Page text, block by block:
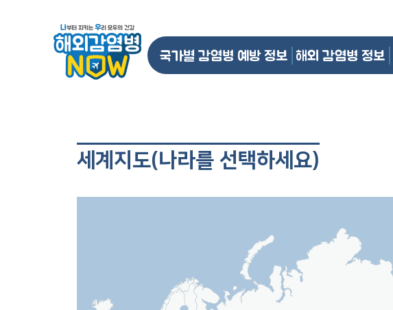
국가별 감염병 예방 정보 해외 감염병 정보
세계지도(나라를 선택하세요)